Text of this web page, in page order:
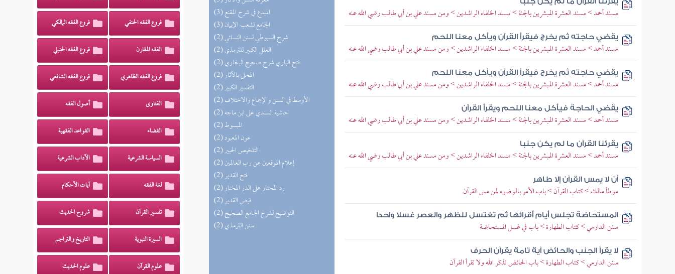
(3) المبدع في شرح المقنع
(3) الجامع لشعب الإيمان
(2) شرح السيوطي لسنن النسائي
(2) العلل الكبير للترمذي
(2) فتح الباري شرح صحيح البخاري
(2) المحلى بالآثار
(2) التفسير الكبير
(2) الأوسط في السنن والإجماع والاختلاف
(2) حاشية السندي على ابن ماجه
(2) المبسوط
(2) عون المعبود
(2) التلخيص الحبير
(2) إعلام الموقعين عن رب العالمين
(2) فتح القدير
(2) رد المحتار على الدر المختار
(2) فيض القدير
(2) التوضيح لشرح الجامع الصحيح
(2) سنن الترمذي
مسند أحمد > مسند العشرة المبشرين بالجنة > مسند الخلفاء الراشدين > ومن مسند علي بن أبي طالب رضي الله عنه
يقضي حاجته ثم يخرج فيقرأ القرآن ويأكل معنا اللحم
مسند أحمد > مسند العشرة المبشرين بالجنة > مسند الخلفاء الراشدين > ومن مسند علي بن أبي طالب رضي الله عنه
يقضي حاجته ثم يخرج فيقرأ القرآن ويأكل معنا اللحم
مسند أحمد > مسند العشرة المبشرين بالجنة > مسند الخلفاء الراشدين > ومن مسند علي بن أبي طالب رضي الله عنه
يقضي الحاجة فيأكل معنا اللحم ويقرأ القرآن
مسند أحمد > مسند العشرة المبشرين بالجنة > مسند الخلفاء الراشدين > ومن مسند علي بن أبي طالب رضي الله عنه
يقرئنا القرآن ما لم يكن جنبا
مسند أحمد > مسند العشرة المبشرين بالجنة > مسند الخلفاء الراشدين > ومن مسند علي بن أبي طالب رضي الله عنه
أن لا يمس القرآن إلا طاهر
موطأ مالك > كتاب القرآن > باب الأمر بالوضوء لمن مس القرآن
المستحاضة تجلس أيام أقرائها ثم تغتسل للظهر والعصر غسلا واحدا
سنن الدارمي > كتاب الطهارة > باب في غسل المستحاضة
لا يقرأ الجنب والحائض آية تامة يقرآن الحرف
سنن الدارمي > كتاب الطهارة > باب الحائض تذكر الله ولا تقرأ القرآن
فروع الفقه الحنفي فروع الفقه المالكي
الفقه المقارن فروع الفقه الحنبلي
فروع الفقه الظاهري فروع الفقه الشافعي
الفتاوى أصول الفقه
القضاء القواعد الفقهية
السياسة الشرعية الآداب الشرعية
لغة الفقه آيات الأحكام
تفسير القرآن شروح الحديث
السيرة النبوية التاريخ والتراجم
علوم القرآن علوم الحديث